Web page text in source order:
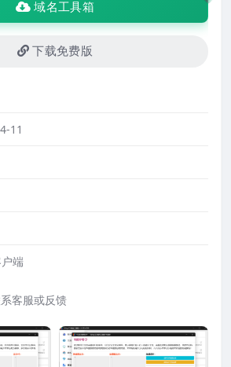
域名工具箱
下载免费版
11
端
客服或反馈